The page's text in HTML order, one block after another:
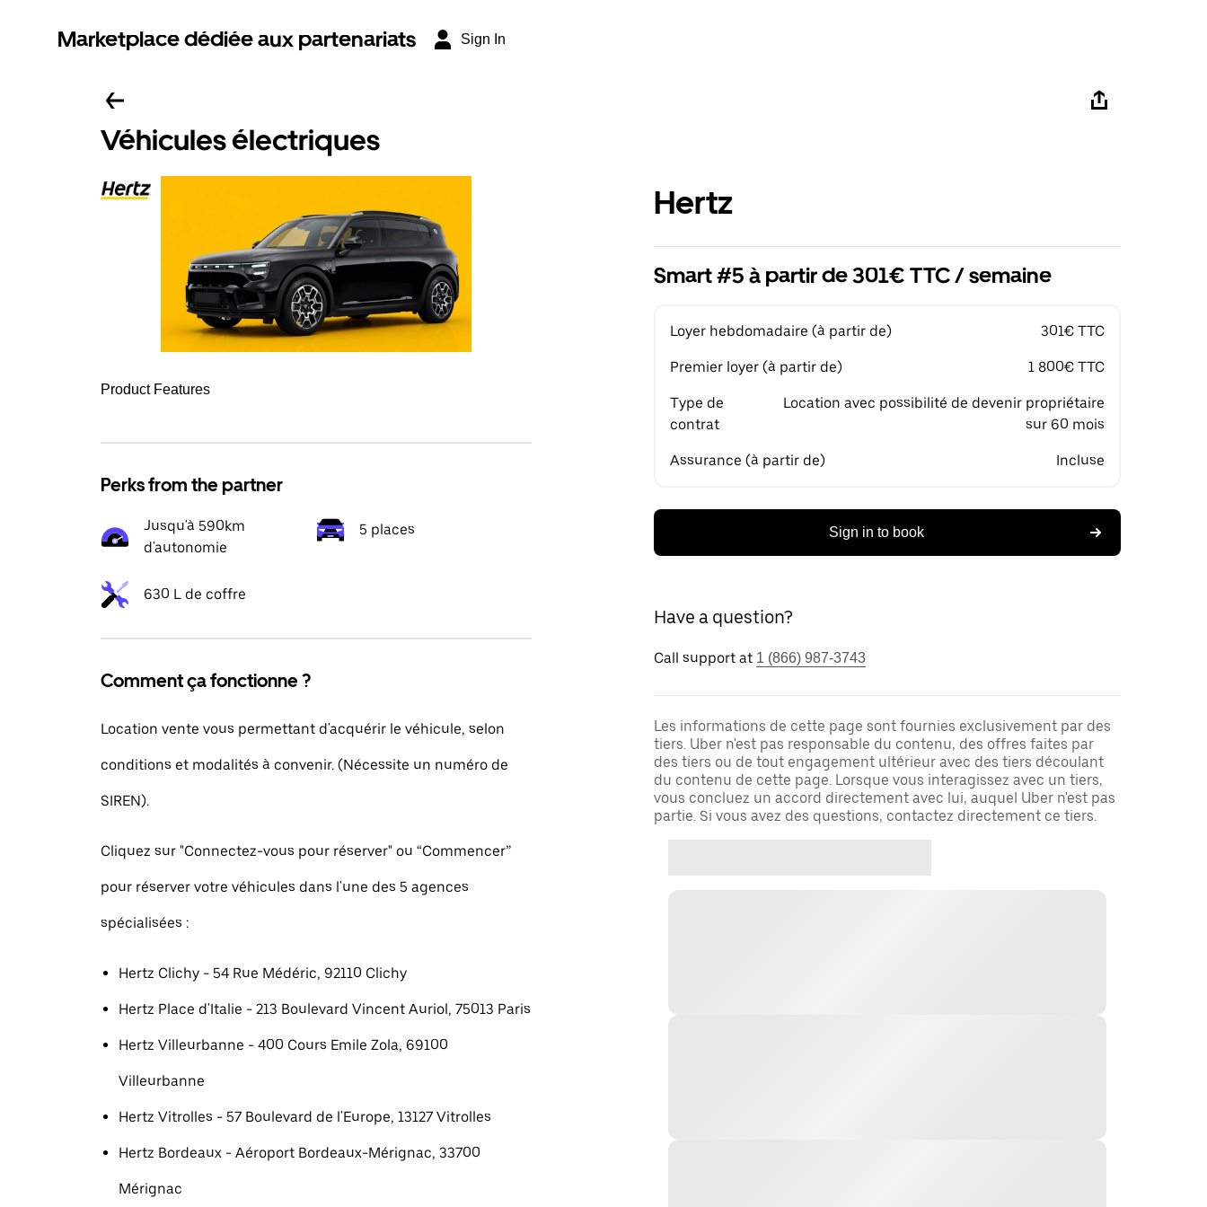
Marketplace dédiée aux partenariats Sign In
Véhicules électriques
Product Features
Perks from the partner
Jusqu'à 590km
d'autonomie
5 places
630 L de coffre
Comment ça fonctionne ?
Location vente vous permettant d'acquérir le véhicule, selon
conditions et modalités à convenir. (Nécessite un numéro de
SIREN).
Cliquez sur "Connectez-vous pour réserver" ou “Commencer”
pour réserver votre véhicules dans l'une des 5 agences
spécialisées :
Hertz Clichy - 54 Rue Médéric, 92110 Clichy
Hertz Place d'Italie - 213 Boulevard Vincent Auriol, 75013 Paris
Hertz Villeurbanne - 400 Cours Emile Zola, 69100
Villeurbanne
Hertz Vitrolles - 57 Boulevard de l'Europe, 13127 Vitrolles
Hertz Bordeaux - Aéroport Bordeaux-Mérignac, 33700
Mérignac
Hertz
Smart #5 à partir de 301€ TTC / semaine
Loyer hebdomadaire (à partir de) 301€ TTC
Premier loyer (à partir de) 1 800€ TTC
Type de
contrat
Location avec possibilité de devenir propriétaire
sur 60 mois
Assurance (à partir de) Incluse
Sign in to book
Have a question?
Call support at 1 (866) 987-3743
Les informations de cette page sont fournies exclusivement par des
tiers. Uber n'est pas responsable du contenu, des offres faites par
des tiers ou de tout engagement ultérieur avec des tiers découlant
du contenu de cette page. Lorsque vous interagissez avec un tiers,
vous concluez un accord directement avec lui, auquel Uber n'est pas
partie. Si vous avez des questions, contactez directement ce tiers.